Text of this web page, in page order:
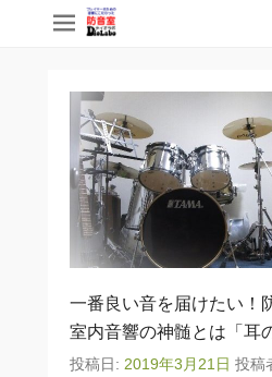
一番良い音を届けたい！
室内音響の神髄とは「耳
投稿日: 2019年3月21日 投稿